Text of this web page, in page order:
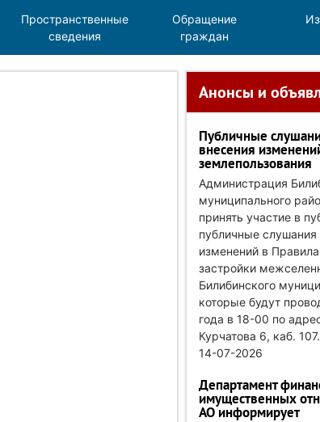
Пространственные
сведения
Обращение
граждан
Анонсы и
Публичные
внесения
землепользования
Администрация
муниципального
принять участие в
публичные слушания
изменений в
застройки
Билибинского
которые будут
года в 18-00 по
Курчатова 6, каб. 107.
14-07-2026
Департамент
имущественных
АО информирует